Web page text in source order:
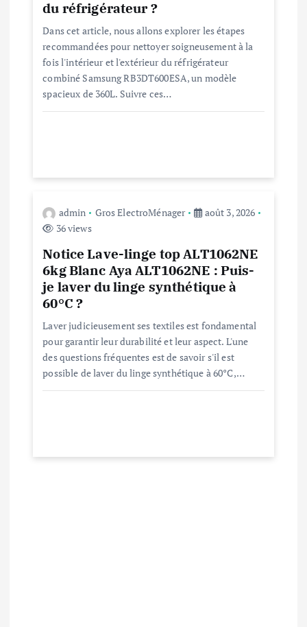
du réfrigérateur ?
Dans cet article, nous allons explorer les étapes
recommandées pour nettoyer soigneusement à la
fois l'intérieur et l'extérieur du réfrigérateur
combiné Samsung RB3DT600ESA, un modèle
spacieux de 360L. Suivre ces…
admin Gros ElectroMénager
août 3, 2026
36 views
Notice Lave-linge top ALT1062NE
6kg Blanc Aya ALT1062NE : Puis-
je laver du linge synthétique à
60°C ?
Laver judicieusement ses textiles est fondamental
pour garantir leur durabilité et leur aspect. L'une
des questions fréquentes est de savoir s'il est
possible de laver du linge synthétique à 60°C,…